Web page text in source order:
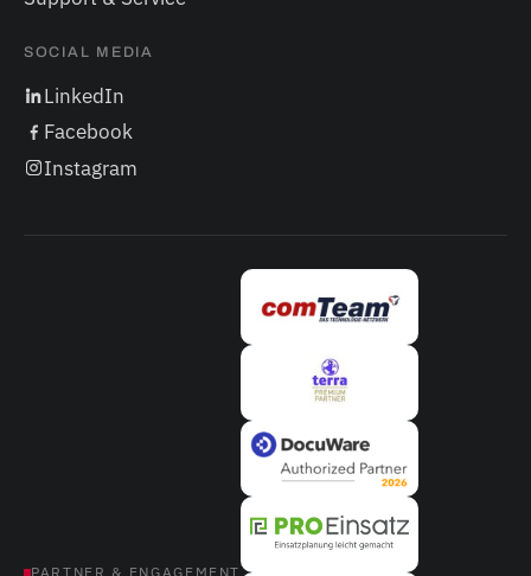
SOCIAL MEDIA
LinkedIn
Facebook
Instagram
PARTNER & ENGAGEMENT